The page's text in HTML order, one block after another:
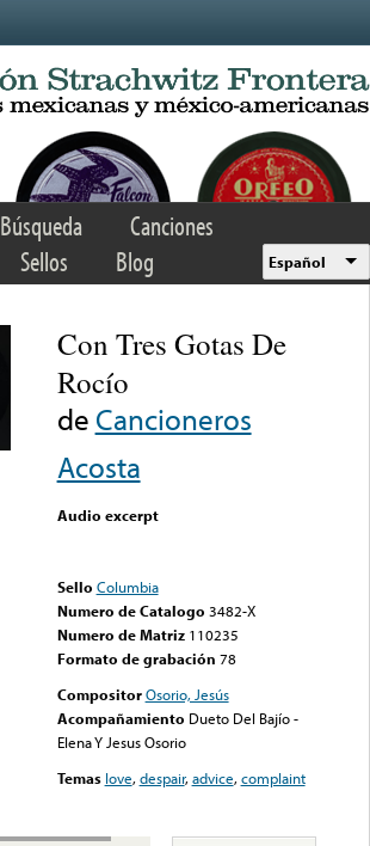
Búsqueda
Canciones
Sellos Blog Español
Con Tres Gotas De
Rocío
de Cancioneros
Acosta
Audio excerpt
Sello Columbia
Numero de Catalogo 3482-X
Numero de Matriz 110235
Formato de grabación 78
Compositor Osorio, Jesús
Acompañamiento Dueto Del Bajío -
Elena Y Jesus Osorio
Temas love,despair,advice,complaint